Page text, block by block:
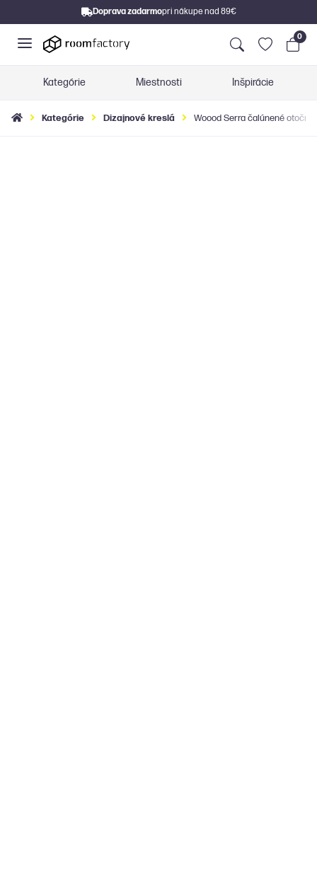
Doprava zadarmopri nákupe nad 89€
0
Kategórie Miestnosti Inšpirácie
Kategórie Dizajnové kreslá Woood Serra čalúnené otočné